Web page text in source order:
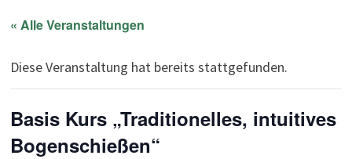
« Alle Veranstaltungen
Diese Veranstaltung hat bereits stattgefunden.
Basis Kurs „Traditionelles, intuitives
Bogenschießen“